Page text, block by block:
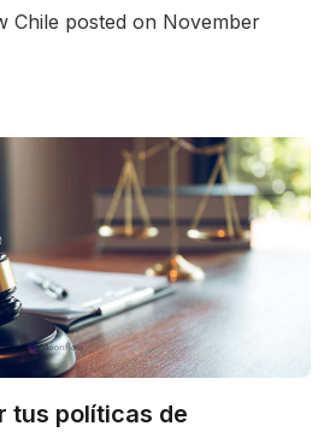
Chile posted on November
tus políticas de